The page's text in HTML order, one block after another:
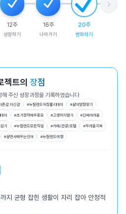
12주
성장하기
16주
나아가기
20주
변화하기
젝트의 장점
해 주신 성장과정을 기록하였습니다
존감 자신감 #뉴질랜드워킹홀리데이 #삶의방향찾기
이 #초기정착매우중요 #고생하지말기 #진짜어려움
기 #뉴질랜드모든직업 #카페/관광/호텔 #두려움극복
#살면서배우는언어 #뉴질랜드여행
지 균형 잡힌 생활이 자리 잡아 안정적